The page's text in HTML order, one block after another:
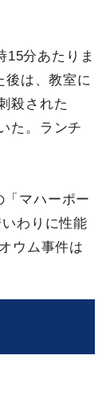
分あたりま
後は、教室に
殺された
た。ランチ
マハーポー
わりに性能
ウム事件は